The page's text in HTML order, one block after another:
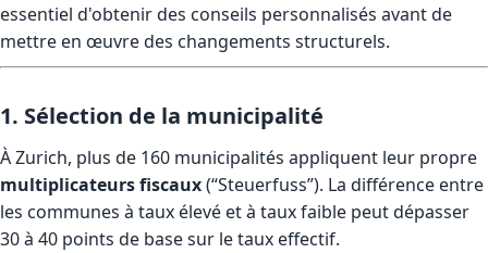
essentiel d'obtenir des conseils personnalisés avant de
mettre en œuvre des changements structurels.
1. Sélection de la municipalité
À Zurich, plus de 160 municipalités appliquent leur propre
multiplicateurs fiscaux(“Steuerfuss”). La différence entre
les communes à taux élevé et à taux faible peut dépasser
30 à 40 points de base sur le taux effectif.